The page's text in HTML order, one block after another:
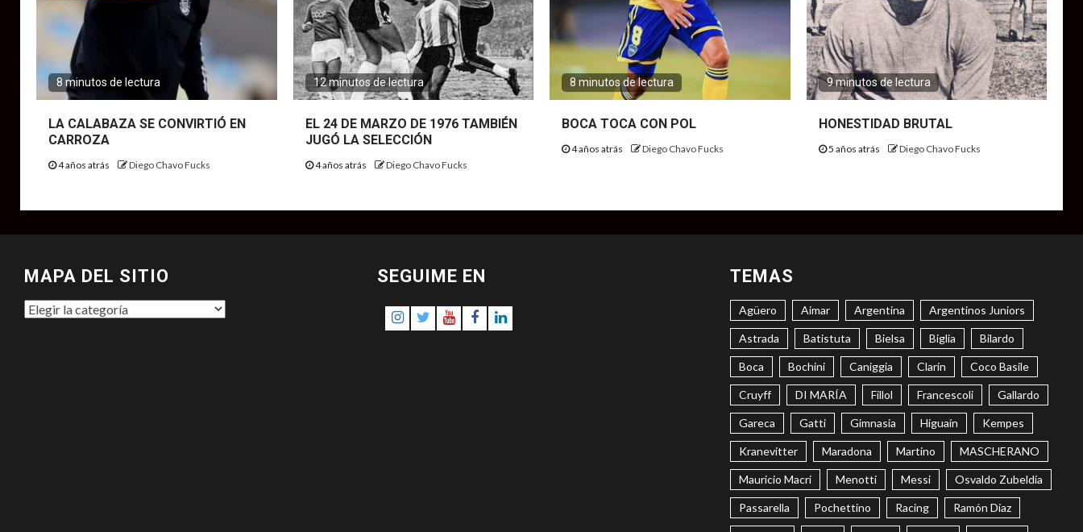
8 minutos de lectura
LA CALABAZA SE CONVIRTIÓ EN
CARROZA
4 años atrás Diego Chavo Fucks
12 minutos de lectura
EL 24 DE MARZO DE 1976 TAMBIÉN
JUGÓ LA SELECCIÓN
4 años atrás Diego Chavo Fucks
8 minutos de lectura
BOCA TOCA CON POL
4 años atrás Diego Chavo Fucks
9 minutos de lectura
HONESTIDAD BRUTAL
5 años atrás Diego Chavo Fucks
MAPA DEL SITIO
MAPA
SEGUIME EN
Instagram
TwitterYoutubeFacebookLinkedIn
TEMAS
Agüero Aimar Argentina Argentinos Juniors
Astrada Batistuta Bielsa Biglia Bilardo
Boca Bochini Caniggia Clarín Coco Basile
Cruyff DI MARÍA Fillol Francescoli Gallardo
Gareca Gatti Gimnasia Higuaín Kempes
Kranevitter Maradona Martino MASCHERANO
Mauricio Macri Menotti Messi Osvaldo Zubeldía
Passarella Pochettino Racing Ramón Díaz